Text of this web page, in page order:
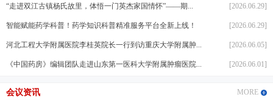
“走进双江古镇杨氏故里，体悟一门英杰家国情怀”——期... [2026.06.29]
智能赋能药学科普！药学知识科普精准服务平台全新上线！ [2026.06.29]
河北工程大学附属医院李桂英院长一行到访重庆大学附属肿... [2026.06.05]
《中国药房》编辑团队走进山东第一医科大学附属肿瘤医院... [2026.06.01]
会议资讯 MORE